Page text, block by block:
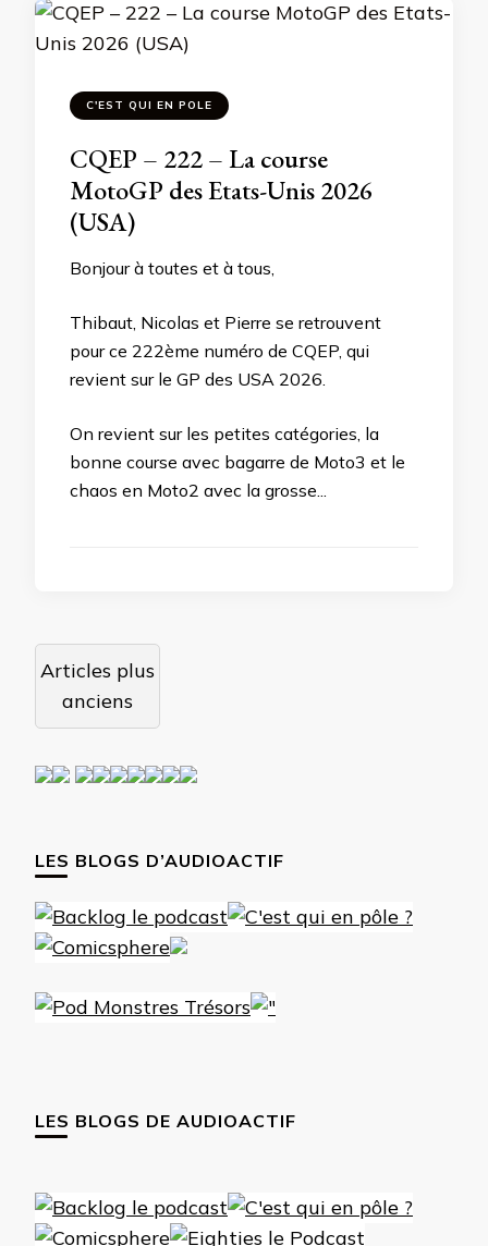
C'EST QUI EN POLE
CQEP – 222 – La course
MotoGP des Etats-Unis 2026
(USA)
Bonjour à toutes et à tous,
Thibaut, Nicolas et Pierre se retrouvent
pour ce 222ème numéro de CQEP, qui
revient sur le GP des USA 2026.
On revient sur les petites catégories, la
bonne course avec bagarre de Moto3 et le
chaos en Moto2 avec la grosse...
Navigation
des
articles
Articles plus
anciens
LES BLOGS D’AUDIOACTIF
LES BLOGS DE AUDIOACTIF